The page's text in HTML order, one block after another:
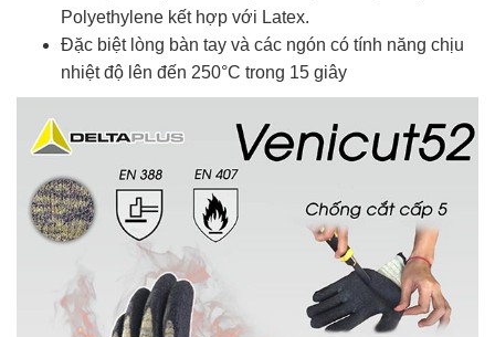
Polyethylene kết hợp với Latex.
Đặc biệt lòng bàn tay và các ngón có tính năng chịu
nhiệt độ lên đến 250°C trong 15 giây